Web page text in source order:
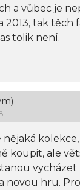
a vůbec je
2013, tak těch
tolik není.
koupit, ale
vycházet
novou hru.